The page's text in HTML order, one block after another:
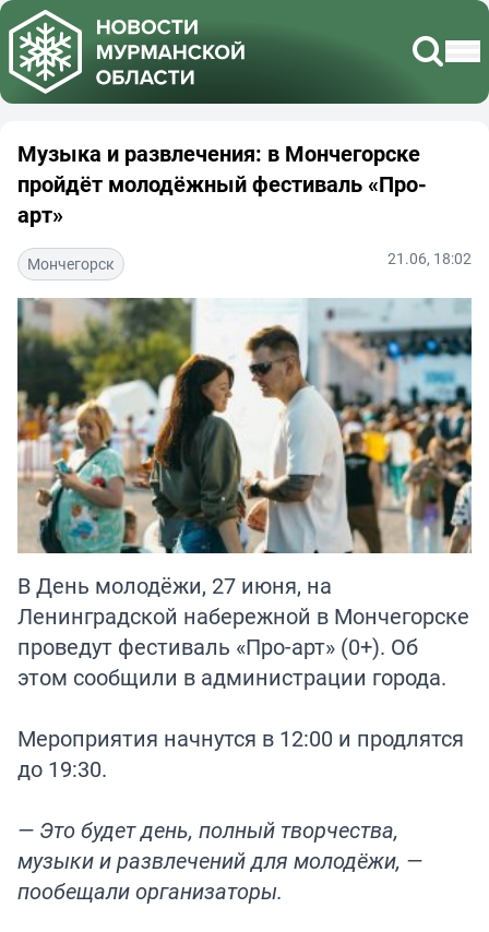
Музыка и развлечения: в Мончегорске
пройдёт молодёжный фестиваль «Про-
арт»
Мончегорск 21.06, 18:02
В День молодёжи, 27 июня, на
Ленинградской набережной в Мончегорске
проведут фестиваль «Про-арт» (0+). Об
этом сообщили в администрации города.
Мероприятия начнутся в 12:00 и продлятся
до 19:30.
— Это будет день, полный творчества,
музыки и развлечений для молодёжи, —
пообещали организаторы.